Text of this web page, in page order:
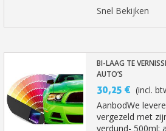
Levering binnen 48-72
Betaling in 4x gratis vanaf een
Je online offerte in
Deel je creaties en ontvang
Snel Bekijken
BI-LAAG TE
AUTO’S
30,25 € (incl.
AanbodWe
vergezeld met
verdund- 500ml: